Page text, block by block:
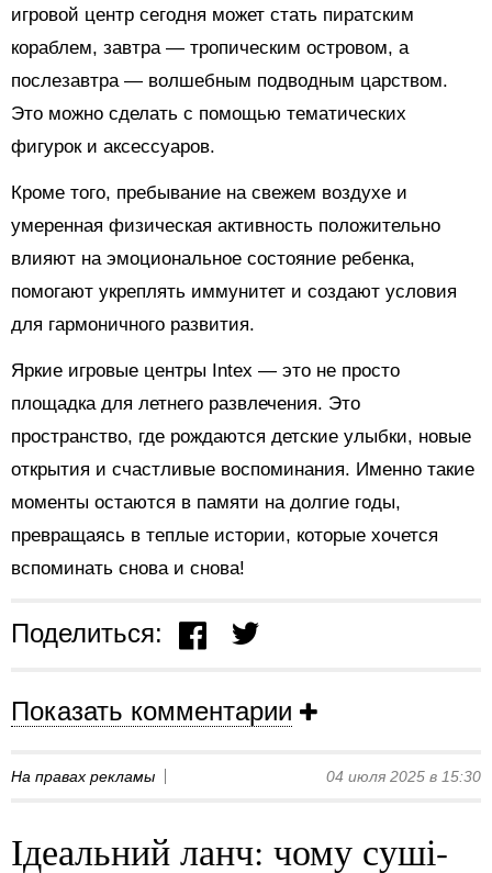
игровой центр сегодня может стать пиратским
кораблем, завтра — тропическим островом, а
послезавтра — волшебным подводным царством.
Это можно сделать с помощью тематических
фигурок и аксессуаров.
Кроме того, пребывание на свежем воздухе и
умеренная физическая активность положительно
влияют на эмоциональное состояние ребенка,
помогают укреплять иммунитет и создают условия
для гармоничного развития.
Яркие игровые центры Intex — это не просто
площадка для летнего развлечения. Это
пространство, где рождаются детские улыбки, новые
открытия и счастливые воспоминания. Именно такие
моменты остаются в памяти на долгие годы,
превращаясь в теплые истории, которые хочется
вспоминать снова и снова!
Поделиться:
Показать комментарии
На правах рекламы 04 июля 2025 в 15:30
Ідеальний ланч: чому суші-